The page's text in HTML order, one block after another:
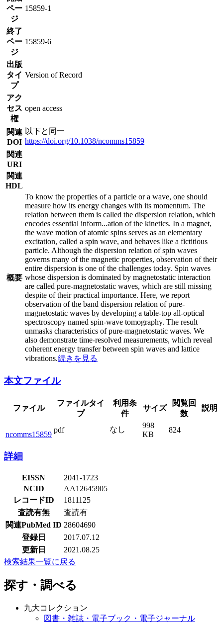
ペー
ジ
15859-1
終了
ペー
ジ
15859-6
出版
タイ
プ
Version of Record
アク
セス
権
open access
関連
DOI
以下と同一
https://doi.org/10.1038/ncomms15859
関連
URI
関連
HDL
概要
To know the properties of a particle or a wave, one should
measure how its energy changes with its momentum. The
relation between them is called the dispersion relation, which
encodes essential inform...ation of the kinetics. In a magnet,
the wave motion of atomic spins serves as an elementary
excitation, called a spin wave, and behaves like a fictitious
particle. Although the dispersion relation of spin waves
governs many of the magnetic properties, observation of their
entire dispersion is one of the challenges today. Spin waves
whose dispersion is dominated by magnetostatic interaction
are called pure-magnetostatic waves, which are still missing
despite of their practical importance. Here, we report
observation of the band dispersion relation of pure-
magnetostatic waves by developing a table-top all-optical
spectroscopy named spin-wave tomography. The result
unmasks characteristics of pure-magnetostatic waves. We
also demonstrate time-resolved measurements, which reveal
coherent energy transfer between spin waves and lattice
vibrations.続きを見る
本文ファイル
ファイル
ファイルタイ
プ
利用条
件
サイズ
閲覧回
数
説明
ncomms15859
pdf なし
998
KB
824
詳細
EISSN
2041-1723
NCID
AA12645905
レコードID
1811125
査読有無
査読有
関連PubMed ID 28604690
登録日
2017.07.12
更新日
2021.08.25
検索結果一覧に戻る
探す・調べる
九大コレクション
図書・雑誌・電子ブック・電子ジャーナル